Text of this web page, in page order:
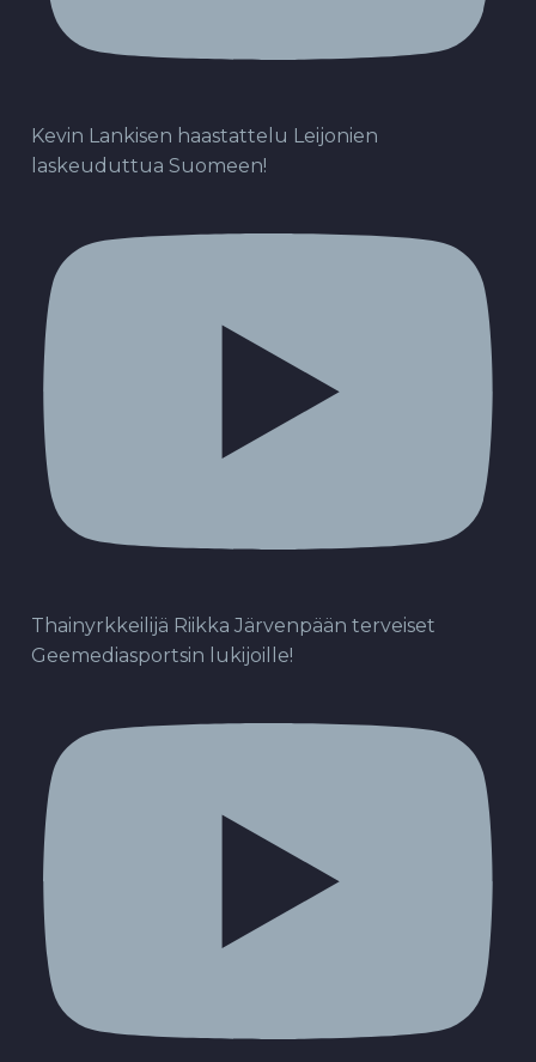
Kevin Lankisen haastattelu Leijonien
laskeuduttua Suomeen!
Thainyrkkeilijä Riikka Järvenpään terveiset
Geemediasportsin lukijoille!